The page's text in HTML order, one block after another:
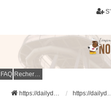
FAQ Rechercher
https://dailydigesthub.com https://